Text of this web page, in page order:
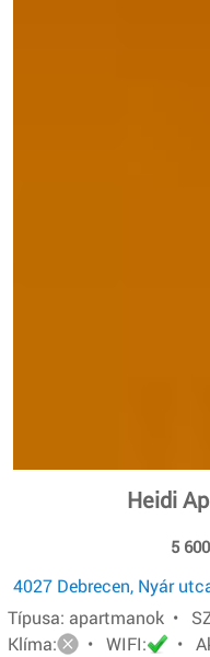
Heidi
5
4027 Debrecen, Nyár
Típusa: apartmanok •
Klíma:
• WIFI: •